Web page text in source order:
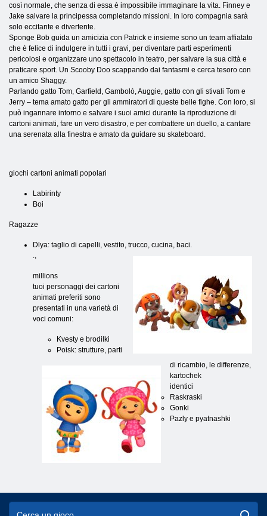
così normale, che senza di essa è impossibile immaginare la vita. Finney e
Jake salvare la principessa completando missioni. In loro compagnia sarà
solo eccitante e divertente.
Sponge Bob guida un amicizia con Patrick e insieme sono un team affiatato
che è felice di indulgere in tutti i gravi, per diventare parti esperimenti
pericolosi e organizzare uno spettacolo in teatro, per salvare la sua città e
praticare sport. Un Scooby Doo scappando dai fantasmi e cerca tesoro con
un amico Shaggy.
Parlando gatto Tom, Garfield, Gambolò, Auggie, gatto con gli stivali Tom e
Jerry – tema amato gatto per gli ammiratori di queste belle fighe. Con loro, si
può ingannare intorno e salvare i suoi amici durante la riproduzione di
cartoni animati, fare un vero disastro, e per combattere un duello, a cantare
una serenata alla finestra e amato da guidare su skateboard.
giochi cartoni animati popolari
Labirinty
Boi
Ragazze
Dlya: taglio di capelli, vestito, trucco, cucina, baci.
.,
millions
tuoi personaggi dei cartoni
animati preferiti sono
presentati in una varietà di
voci comuni:
Kvesty e brodilki
Poisk: strutture, parti
di ricambio, le differenze,
kartochek
identici
Raskraski
Gonki
Pazly e pyatnashki